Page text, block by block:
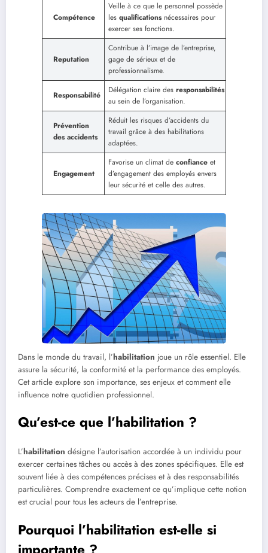
Compétence
Veille à ce que le personnel possède
les qualificationsnécessaires pour
exercer ses fonctions.
Reputation
Contribue à l’image de l’entreprise,
gage de sérieux et de
professionnalisme.
Responsabilité Délégation claire des responsabilités
au sein de l’organisation.
Prévention
des accidents
Réduit les risques d’accidents du
travail grâce à des habilitations
adaptées.
Engagement
Favorise un climat de confiance et
d’engagement des employés envers
leur sécurité et celle des autres.
Dans le monde du travail, l’habilitation joue un rôle essentiel. Elle
assure la sécurité, la conformité et la performance des employés.
Cet article explore son importance, ses enjeux et comment elle
influence notre quotidien professionnel.
Qu’est-ce que l’habilitation ?
L’habilitation désigne l’autorisation accordée à un individu pour
exercer certaines tâches ou accès à des zones spécifiques. Elle est
souvent liée à des compétences précises et à des responsabilités
particulières. Comprendre exactement ce qu’implique cette notion
est crucial pour tous les acteurs de l’entreprise.
Pourquoi l’habilitation est-elle si
importante ?